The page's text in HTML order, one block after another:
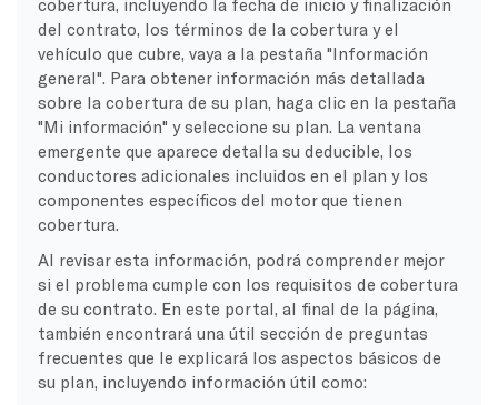
del contrato, los términos de la cobertura y el
vehículo que cubre, vaya a la pestaña "Información
general". Para obtener información más detallada
sobre la cobertura de su plan, haga clic en la pestaña
"Mi información" y seleccione su plan. La ventana
emergente que aparece detalla su deducible, los
conductores adicionales incluidos en el plan y los
componentes específicos del motor que tienen
cobertura.
Al revisar esta información, podrá comprender mejor
si el problema cumple con los requisitos de cobertura
de su contrato. En este portal, al final de la página,
también encontrará una útil sección de preguntas
frecuentes que le explicará los aspectos básicos de
su plan, incluyendo información útil como: